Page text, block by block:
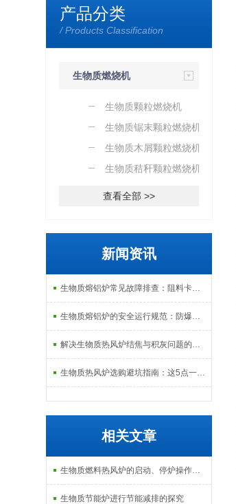
产品分类
/ Products Classification
生物质燃烧机
生物质颗粒燃烧机
生物质锯末颗粒燃烧机
生物质木屑颗粒燃烧机
生物质秸秆颗粒燃烧机
查看全部 >>
新闻资讯
生物质熔铝炉常见故障排查：阻料卡料、火嘴结焦与烟气排放异常的处理
生物质熔铝炉的安全运行规范：防爆、防泄漏与应急处理机制
解决生物质热风炉结焦与积灰问题的关键技术路径探讨
生物质热风炉选购避坑指南：这5点一定要注意
相关文章
生物质燃料热风炉的启动、停炉操作规范与注意事项
生物质节能炉进行节能减排的探究